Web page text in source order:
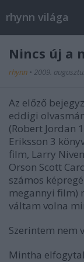
rhynn világa
Nincs új a
rhynn • 2009.
Az előző
eddigi
(Robert Jordan
Eriksson 3
film, Larry
Orson Scott
számos
megannyi film)
váltam volna
Szerintem nem
Mintha